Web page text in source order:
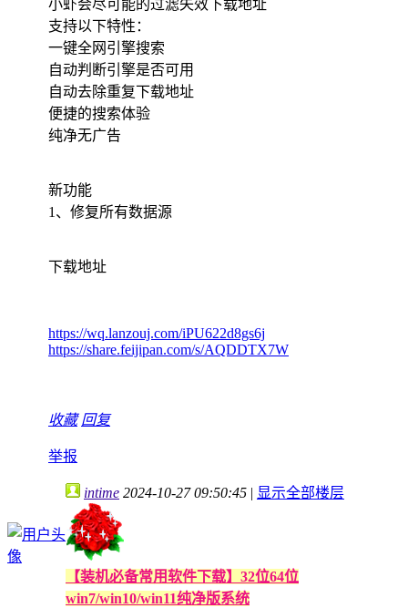
小虾会尽可能的过滤失效下载地址
支持以下特性：
一键全网引擎搜索
自动判断引擎是否可用
自动去除重复下载地址
便捷的搜索体验
纯净无广告
新功能
1、修复所有数据源
下载地址
https://wq.lanzouj.com/iPU622d8gs6j
https://share.feijipan.com/s/AQDDTX7W
收藏 回复
举报
intime 2024-10-27 09:50:45 | 显示全部楼层
【装机必备常用软件下载】32位64位
win7/win10/win11纯净版系统